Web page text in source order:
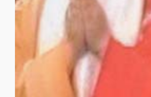
果章法師
果章法師